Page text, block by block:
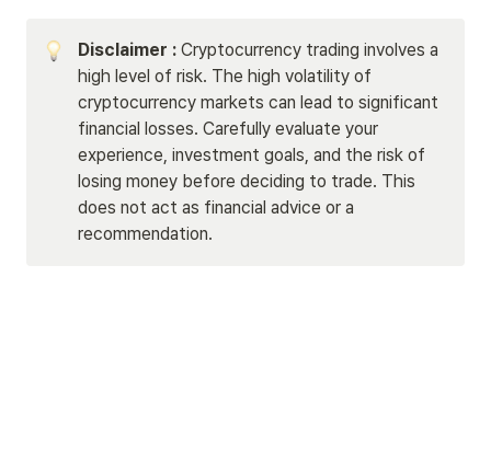
Disclaimer : Cryptocurrency trading involves a
high level of risk. The high volatility of
cryptocurrency markets can lead to significant
financial losses. Carefully evaluate your
experience, investment goals, and the risk of
losing money before deciding to trade. This
does not act as financial advice or a
recommendation.